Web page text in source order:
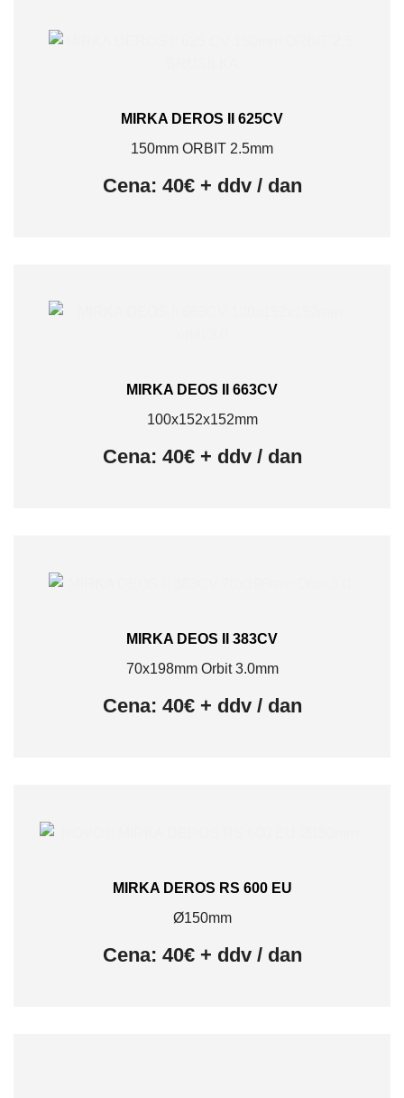
MIRKA DEROS II 625CV
150mm ORBIT 2.5mm
Cena: 40€ + ddv / dan
MIRKA DEOS II 663CV
100x152x152mm
Cena: 40€ + ddv / dan
MIRKA DEOS II 383CV
70x198mm Orbit 3.0mm
Cena: 40€ + ddv / dan
MIRKA DEROS RS 600 EU
Ø150mm
Cena: 40€ + ddv / dan